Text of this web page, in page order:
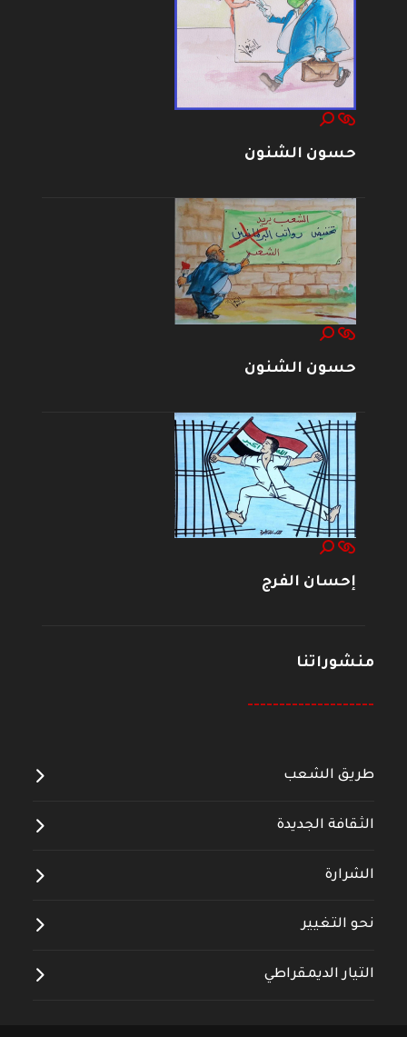
حسون الشنون
حسون الشنون
إحسان الفرج
منشوراتنا
--------------------
طريق الشعب
الثقافة الجديدة
الشرارة
نحو التغيير
التيار الديمقراطي